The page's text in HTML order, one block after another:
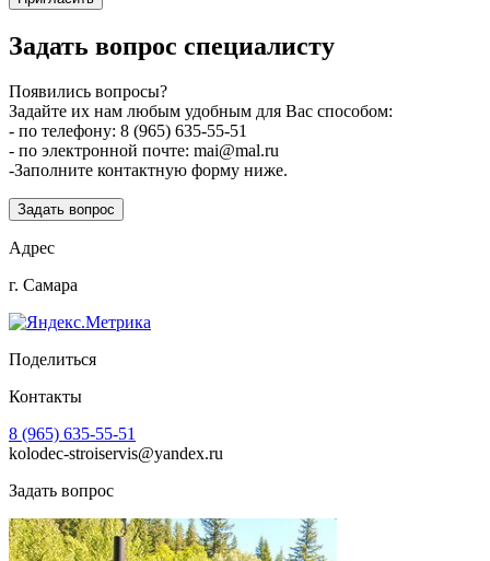
Задать вопрос специалисту
Появились вопросы?
Задайте их нам любым удобным для Вас способом:
- по телефону: 8 (965) 635-55-51
- по электронной почте: mai@mal.ru
-Заполните контактную форму ниже.
Задать вопрос
Адрес
г. Самара
Поделиться
Контакты
8 (965) 635-55-51
kolodec-stroiservis@yandex.ru
Задать вопрос